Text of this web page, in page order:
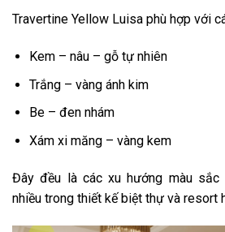
Travertine Yellow Luisa phù hợp với
Kem – nâu – gỗ tự nhiên
Trắng – vàng ánh kim
Be – đen nhám
Xám xi măng – vàng kem
Đây đều là các xu hướng màu
nhiều trong thiết kế biệt thự và resort